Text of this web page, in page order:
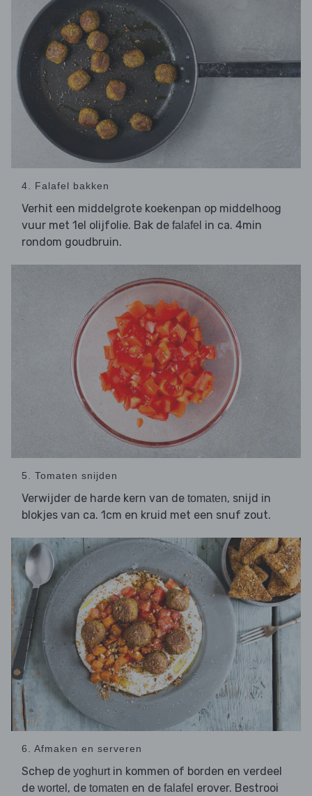
4. Falafel bakken
Verhit een middelgrote koekenpan op middelhoog
vuur met 1el olijfolie. Bak de falafel in ca. 4min
rondom goudbruin.
5. Tomaten snijden
Verwijder de harde kern van de tomaten, snijd in
blokjes van ca. 1cm en kruid met een snuf zout.
6. Afmaken en serveren
Schep de yoghurtin kommen of borden en verdeel
de wortel , de tomaten en de falafel erover. Bestrooi